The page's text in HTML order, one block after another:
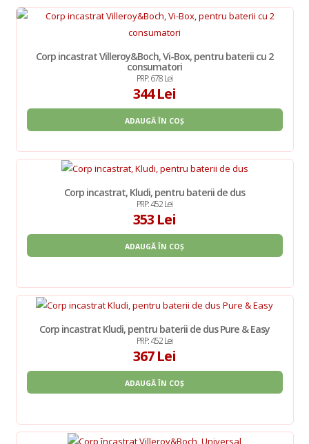
Corp incastrat Villeroy&Boch, Vi-Box, pentru baterii cu 2
consumatori
PRP: 678 Lei
344 Lei
ADAUGĂ ÎN COȘ
Corp incastrat, Kludi, pentru baterii de dus
PRP: 452 Lei
353 Lei
ADAUGĂ ÎN COȘ
Corp incastrat Kludi, pentru baterii de dus Pure & Easy
PRP: 452 Lei
367 Lei
ADAUGĂ ÎN COȘ